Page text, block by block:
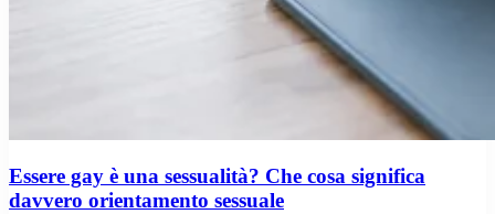
Essere gay è una sessualità? Che cosa significa
davvero orientamento sessuale